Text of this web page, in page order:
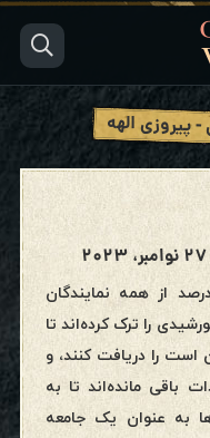
پیروزی الهه
گزارش شد که در حدود ۸۰ درصد از همه نمایندگان
را ترک کرده‌اند تا
است را دریافت کنند، و
باقی مانده‌اند تا به
به عنوان یک جامعه